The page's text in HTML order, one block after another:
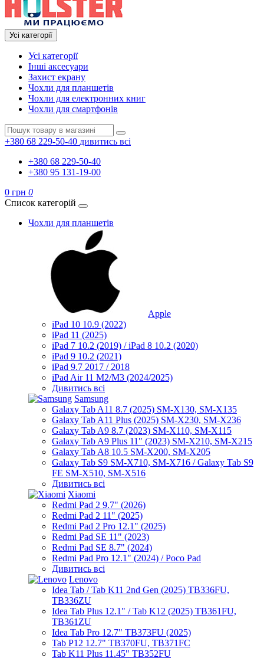
Усі категорії
Усі категорії
Інші аксесуари
Захист екрану
Чохли для планшетів
Чохли для електронних книг
Чохли для смартфонів
+380 68 229-50-40 дивитись всі
+380 68 229-50-40
+380 95 131-19-00
0 грн 0
Список категорій
Чохли для планшетів
Apple
iPad 10 10.9 (2022)
iPad 11 (2025)
iPad 7 10.2 (2019) / iPad 8 10.2 (2020)
iPad 9 10.2 (2021)
iPad 9.7 2017 / 2018
iPad Air 11 M2/M3 (2024/2025)
Дивитись всі
Samsung
Galaxy Tab A11 8.7 (2025) SM-X130, SM-X135
Galaxy Tab A11 Plus (2025) SM-X230, SM-X236
Galaxy Tab A9 8.7 (2023) SM-X110, SM-X115
Galaxy Tab A9 Plus 11" (2023) SM-X210, SM-X215
Galaxy Tab A8 10.5 SM-X200, SM-X205
Galaxy Tab S9 SM-X710, SM-X716 / Galaxy Tab S9
FE SM-X510, SM-X516
Дивитись всі
Xiaomi
Redmi Pad 2 9.7" (2026)
Redmi Pad 2 11" (2025)
Redmi Pad 2 Pro 12.1" (2025)
Redmi Pad SE 11" (2023)
Redmi Pad SE 8.7" (2024)
Redmi Pad Pro 12.1" (2024) / Poco Pad
Дивитись всі
Lenovo
Idea Tab / Tab K11 2nd Gen (2025) TB336FU,
TB336ZU
Idea Tab Plus 12.1" / Tab K12 (2025) TB361FU,
TB361ZU
Idea Tab Pro 12.7" TB373FU (2025)
Tab P12 12.7" TB370FU, TB371FC
Tab K11 Plus 11.45" TB352FU